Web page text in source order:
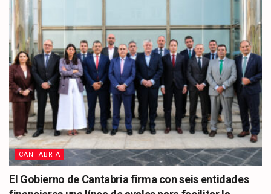
CANTABRIA
El Gobierno de Cantabria firma con seis entidades